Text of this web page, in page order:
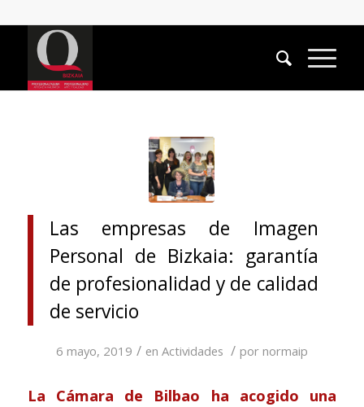
Las empresas de Imagen
Personal de Bizkaia: garantía
de profesionalidad y de calidad
de servicio
6 mayo, 2019 / en Actividades / por normaip
La Cámara de Bilbao ha acogido una